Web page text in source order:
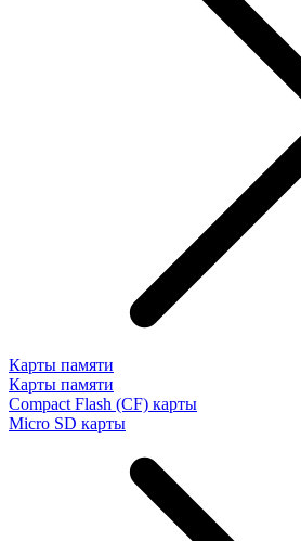
Карты памяти
Карты памяти
Compact Flash (CF) карты
Micro SD карты